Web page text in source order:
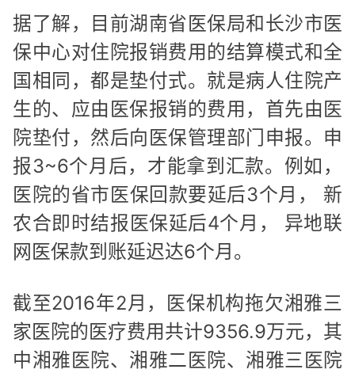
据了解，目前湖南省医保局和长沙市医
保中心对住院报销费用的结算模式和全
国相同，都是垫付式。就是病人住院产
生的、应由医保报销的费用，首先由医
院垫付，然后向医保管理部门申报。申
报3~6个月后，才能拿到汇款。例如，
医院的省市医保回款要延后3个月， 新
农合即时结报医保延后4个月， 异地联
网医保款到账延迟达6个月。
截至2016年2月，医保机构拖欠湘雅三
家医院的医疗费用共计9356.9万元，其
中湘雅医院、湘雅二医院、湘雅三医院